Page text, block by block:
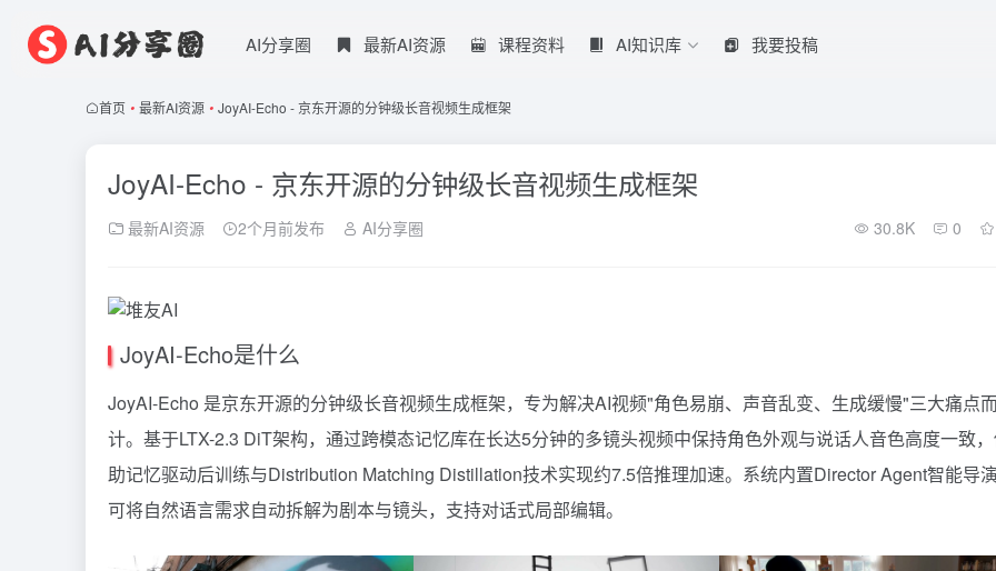
AI分享圈 最新AI资源 课程资料 AI知识库 我要投稿
首页 • 最新AI资源 • JoyAI-Echo - 京东开源的分钟级长音视频生成框架
JoyAI-Echo - 京东开源的分钟级长音视频生成框架
最新AI资源 2个月前发布 AI分享圈 30.8K 0
JoyAI-Echo是什么
JoyAI-Echo 是京东开源的分钟级长音视频生成框架，专为解决AI视频"角色易崩、声音乱变、生成缓慢"三大痛点
计。基于LTX-2.3 DiT架构，通过跨模态记忆库在长达5分钟的多镜头视频中保持角色外观与说话人音色高度一致
助记忆驱动后训练与Distribution Matching Distillation技术实现约7.5倍推理加速。系统内置Director Agent智能导演
可将自然语言需求自动拆解为剧本与镜头，支持对话式局部编辑。